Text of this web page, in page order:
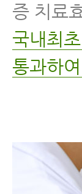
증 치료
국내최
통과하